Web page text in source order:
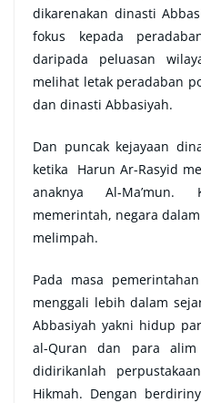
dikarenakan dinasti
fokus kepada
daripada peluasan
melihat letak peradaban
dan dinasti Abbasiyah.
Dan puncak kejayaan
ketika Harun Ar-Rasyid
anaknya Al-Ma’mun.
memerintah, negara
melimpah.
Pada masa
menggali lebih dalam
Abbasiyah yakni hidup
al-Quran dan para
didirikanlah
Hikmah. Dengan